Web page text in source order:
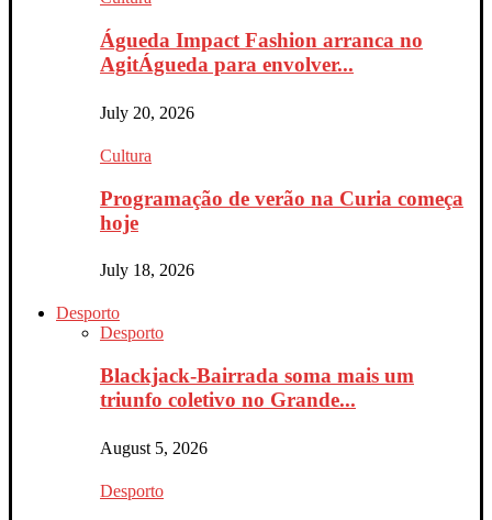
Águeda Impact Fashion arranca no
AgitÁgueda para envolver...
July 20, 2026
Cultura
Programação de verão na Curia começa
hoje
July 18, 2026
Desporto
Desporto
Blackjack-Bairrada soma mais um
triunfo coletivo no Grande...
August 5, 2026
Desporto